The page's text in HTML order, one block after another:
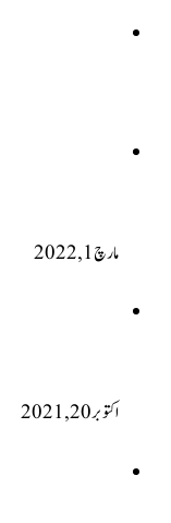
مارچ 1, 2022
اکتوبر 20, 2021